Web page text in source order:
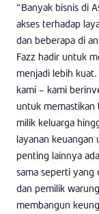
“Banyak bisnis di
akses terhadap
dan beberapa di
Fazz hadir untuk
menjadi lebih
kami – kami
untuk memastikan
milik keluarga
layanan keuangan
penting lainnya
sama seperti yang
dan pemilik
membangun